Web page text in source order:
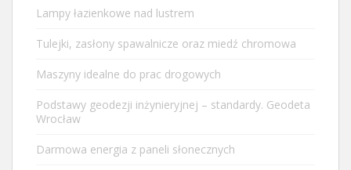
Lampy łazienkowe nad lustrem
Tulejki, zasłony spawalnicze oraz miedź chromowa
Maszyny idealne do prac drogowych
Podstawy geodezji inżynieryjnej – standardy. Geodeta
Wrocław
Darmowa energia z paneli słonecznych